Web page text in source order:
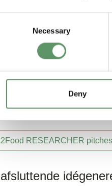
Necessary
Deny
COMPANY pitches
12 maj gentages
RESEARCHER pitches